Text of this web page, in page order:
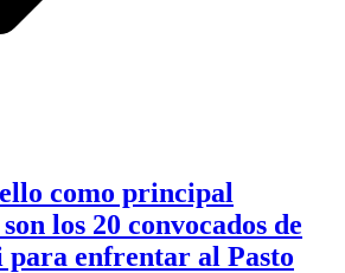
como principal
los 20 convocados de
enfrentar al Pasto